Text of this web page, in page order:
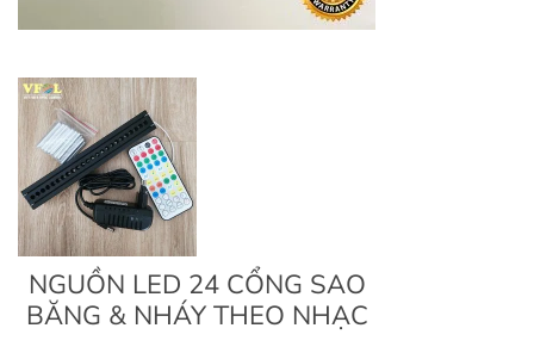
NGUỒN LED 24 CỔNG SAO
BĂNG & NHÁY THEO NHẠC